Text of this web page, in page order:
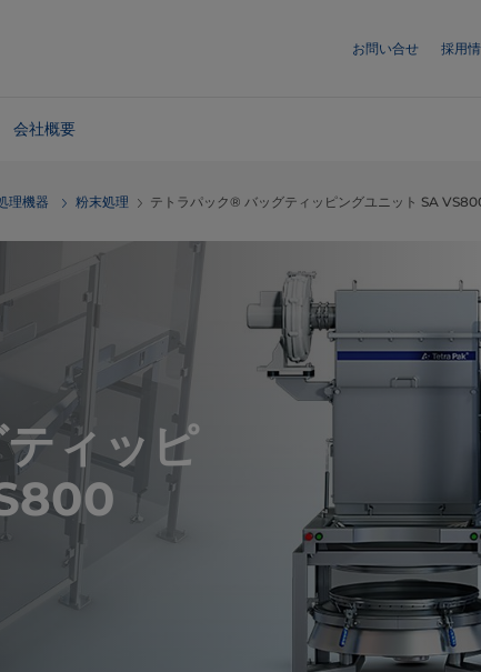
お問い合せ 採用
会社概要
理機器 粉末処理 テトラパック® バッグティッピングユニット SA
ィッピ